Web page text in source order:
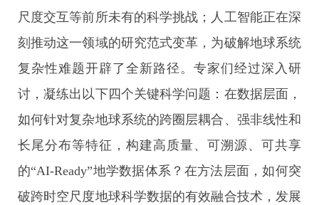
尺度交互等前所未有的科学挑战；人工智能正在深
刻推动这一领域的研究范式变革，为破解地球系统
复杂性难题开辟了全新路径。专家们经过深入研
讨，凝练出以下四个关键科学问题：在数据层面，
如何针对复杂地球系统的跨圈层耦合、强非线性和
长尾分布等特征，构建高质量、可溯源、可共享
的“AI-Ready”地学数据体系？在方法层面，如何突
破跨时空尺度地球科学数据的有效融合技术，发展